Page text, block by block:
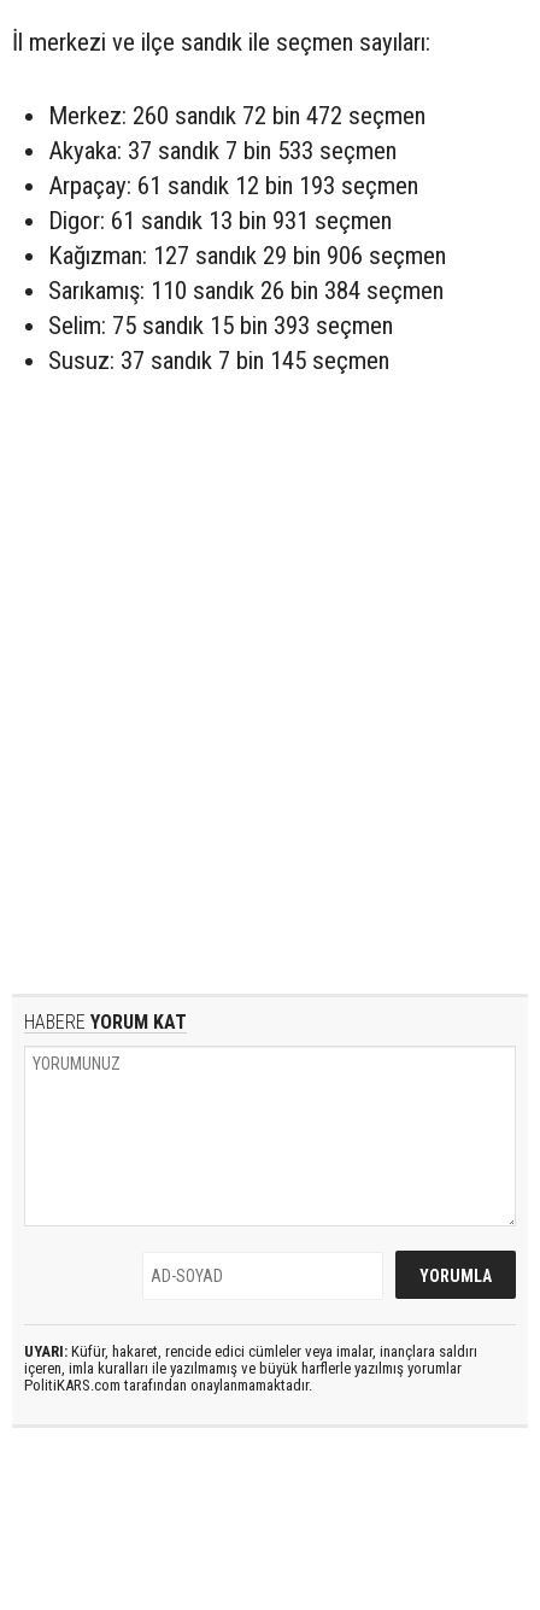
İl merkezi ve ilçe sandık ile seçmen sayıları:
Merkez: 260 sandık 72 bin 472 seçmen
Akyaka: 37 sandık 7 bin 533 seçmen
Arpaçay: 61 sandık 12 bin 193 seçmen
Digor: 61 sandık 13 bin 931 seçmen
Kağızman: 127 sandık 29 bin 906 seçmen
Sarıkamış: 110 sandık 26 bin 384 seçmen
Selim: 75 sandık 15 bin 393 seçmen
Susuz: 37 sandık 7 bin 145 seçmen
HABERE YORUM KAT
UYARI: Küfür, hakaret, rencide edici cümleler veya imalar, inançlara saldırı
içeren, imla kuralları ile yazılmamış ve büyük harflerle yazılmış yorumlar
PolitiKARS.com tarafından onaylanmamaktadır.